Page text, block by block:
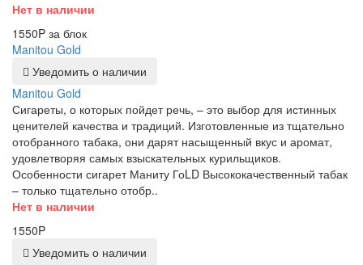
Нет в наличии
1550P за блок
Manitou Gold
Уведомить о наличии
Manitou Gold
Сигареты, о которых пойдет речь, – это выбор для истинных
ценителей качества и традиций. Изготовленные из тщательно
отобранного табака, они дарят насыщенный вкус и аромат,
удовлетворяя самых взыскательных курильщиков.
Особенности сигарет Маниту ГоLD Высококачественный табак
– только тщательно отобр..
Нет в наличии
1550P
Уведомить о наличии